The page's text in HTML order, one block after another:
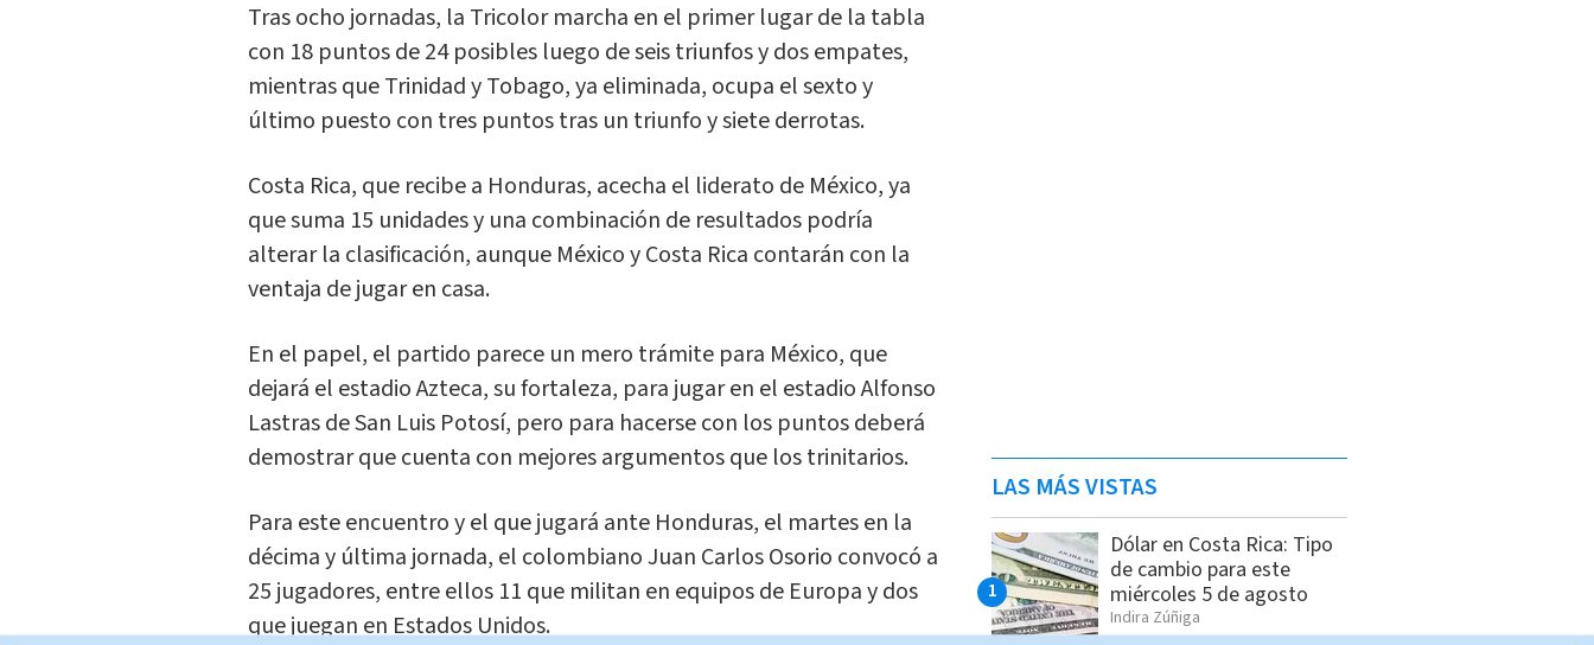
Tras ocho jornadas, la Tricolor marcha en el primer lugar de la tabla
con 18 puntos de 24 posibles luego de seis triunfos y dos empates,
mientras que Trinidad y Tobago, ya eliminada, ocupa el sexto y
último puesto con tres puntos tras un triunfo y siete derrotas.
Costa Rica, que recibe a Honduras, acecha el liderato de México, ya
que suma 15 unidades y una combinación de resultados podría
alterar la clasificación, aunque México y Costa Rica contarán con la
ventaja de jugar en casa.
En el papel, el partido parece un mero trámite para México, que
dejará el estadio Azteca, su fortaleza, para jugar en el estadio Alfonso
Lastras de San Luis Potosí, pero para hacerse con los puntos deberá
demostrar que cuenta con mejores argumentos que los trinitarios.
Para este encuentro y el que jugará ante Honduras, el martes en la
décima y última jornada, el colombiano Juan Carlos Osorio convocó a
25 jugadores, entre ellos 11 que militan en equipos de Europa y dos
que juegan en Estados Unidos.
LAS MÁS VISTAS
Dólar en Costa Rica: Tipo
de cambio para este
miércoles 5 de agosto
Indira Zúñiga